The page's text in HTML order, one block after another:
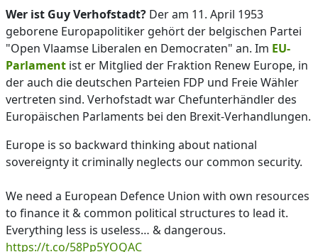
Wer ist Guy Verhofstadt? Der am 11. April 1953
geborene Europapolitiker gehört der belgischen Partei
"Open Vlaamse Liberalen en Democraten" an. Im EU-
Parlament ist er Mitglied der Fraktion Renew Europe, in
der auch die deutschen Parteien FDP und Freie Wähler
vertreten sind. Verhofstadt war Chefunterhändler des
Europäischen Parlaments bei den Brexit-Verhandlungen.
Europe is so backward thinking about national
sovereignty it criminally neglects our common security.
We need a European Defence Union with own resources
to finance it & common political structures to lead it.
Everything less is useless… & dangerous.
https://t.co/58Pp5YOQAC